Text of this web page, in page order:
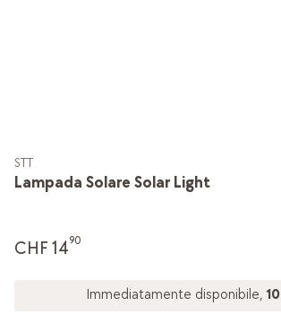
Lampada Solare Solar Light
STT
CHF 1490
Immediatamente disponibile,10